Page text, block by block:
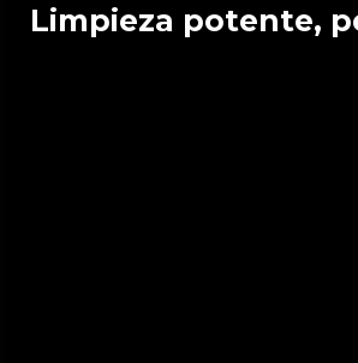
Limpieza potente,